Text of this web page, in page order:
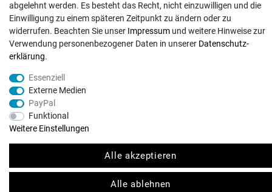
© Copyright 2026 | Alle Rechte vorbehalten. - Exserv | Realisationcolornativ /
abgelehnt werden. Es besteht das Recht, nicht einzuwilligen und die
Einwilligung zu einem späteren Zeitpunkt zu ändern oder zu
widerrufen. Beachten Sie unser Impressum und weitere Hinweise zur
Verwendung personenbezogener Daten in unserer Daten­schutz­
erklärung.
Essenziell
Externe Medien
PayPal
Funktional
Weitere Einstellungen
Alle akzeptieren
Alle ablehnen